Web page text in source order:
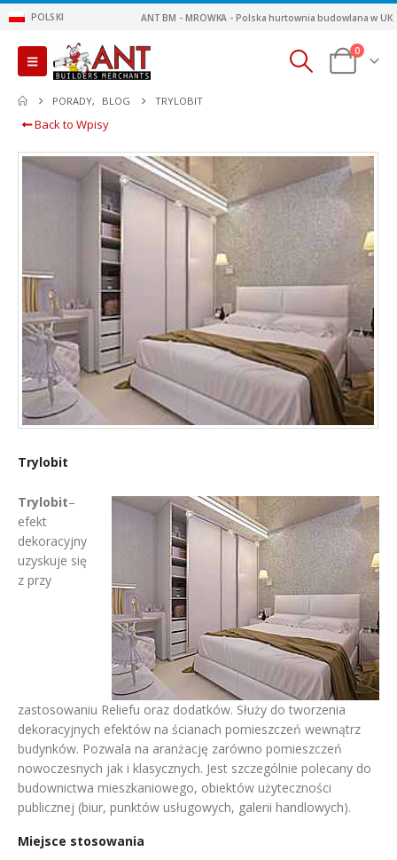
POLSKI ANT BM - MROWKA - Polska hurtownia budowlana w UK
0
PORADY, BLOG TRYLOBIT
Back to Wpisy
Trylobit
Trylobit–
efekt
dekoracyjny
uzyskuje się
z przy
zastosowaniu Reliefu oraz dodatków. Służy do tworzenia
dekoracyjnych efektów na ścianach pomieszczeń wewnątrz
budynków. Pozwala na aranżację zarówno pomieszczeń
nowoczesnych jak i klasycznych. Jest szczególnie polecany do
budownictwa mieszkaniowego, obiektów użyteczności
publicznej (biur, punktów usługowych, galerii handlowych).
Miejsce stosowania